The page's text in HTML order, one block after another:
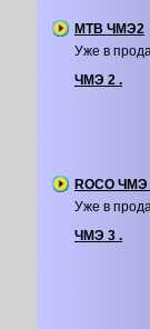
MTB ЧМЭ2
Уже в
ЧМЭ 2 .
ROCO ЧМЭ
Уже в
ЧМЭ 3 .